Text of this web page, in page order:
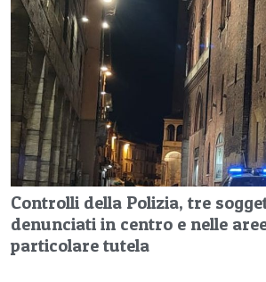
Controlli della Polizia, tre
denunciati in centro e nelle
particolare tutela